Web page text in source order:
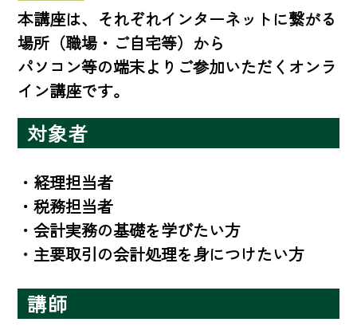
本講座は、それぞれインターネットに繋がる
場所（職場・ご自宅等）から
パソコン等の端末よりご参加いただくオンラ
イン講座です。
対象者
・経理担当者
・税務担当者
・会計実務の基礎を学びたい方
・主要取引の会計処理を身につけたい方
講師